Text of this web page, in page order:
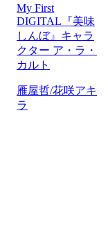
My First
DIGITAL『美味
しんぼ』キャラ
クター ア・ラ・
カルト
雁屋哲/花咲アキ
ラ